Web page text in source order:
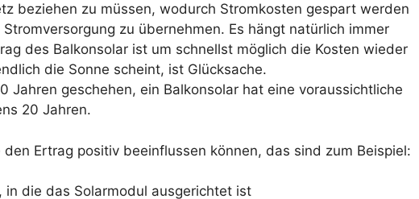
beziehen zu müssen, wodurch Stromkosten gespart werden
zu übernehmen. Es hängt natürlich immer
des Balkonsolar ist um schnellst möglich die Kosten wieder
die Sonne scheint, ist Glücksache.
Jahren geschehen, ein Balkonsolar hat eine voraussichtliche
20 Jahren.
Ertrag positiv beeinflussen können, das sind zum Beispiel:
in die das Solarmodul ausgerichtet ist